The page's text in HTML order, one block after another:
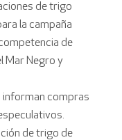
de trigo
la campaña
de
Mar Negro y
informan compras
de trigo de